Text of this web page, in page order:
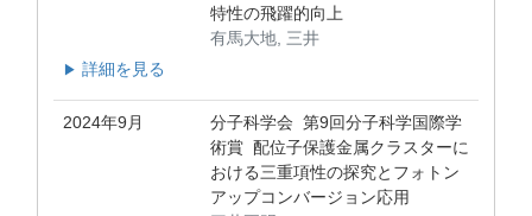
特性の飛躍的向上
有馬大地, 三井
▶ 詳細を見る
2024年9月
分子科学会 第9回分子科学国際学
術賞 配位子保護金属クラスターに
おける三重項性の探究とフォトン
アップコンバージョン応用